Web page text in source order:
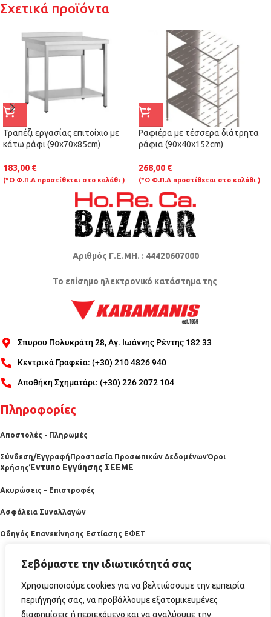
Σεβόμαστε την ιδιωτικότητά σας
Χρησιμοποιούμε cookies για να βελτιώσουμε την εμπειρία
περιήγησής σας, να προβάλλουμε εξατομικευμένες
διαφημίσεις ή περιεχόμενο και να αναλύουμε την
Σχετικά προϊόντα
Τραπέζι εργασίας επιτοίχιο με
κάτω ράφι (90x70x85cm)
183,00 €
(*Ο Φ.Π.Α προστίθεται στο καλάθι )
Ραφιέρα με τέσσερα διάτρητα
ράφια (90x40x152cm)
268,00 €
(*Ο Φ.Π.Α προστίθεται στο καλάθι )
Αριθμός Γ.Ε.ΜΗ. : 44420607000
Το επίσημο ηλεκτρονικό κατάστημα της
Σπυρου Πολυκράτη 28, Αγ. Ιωάννης Ρέντης 182 33
Κεντρικά Γραφεία: (+30) 210 4826 940
Αποθήκη Σχηματάρι: (+30) 226 2072 104
Πληροφορίες
Αποστολές - Πληρωμές
Σύνδεση/Εγγραφή Προστασία Προσωπικών ΔεδομένωνΌροι
ΧρήσηςΈντυπο Εγγύησης ΣΕΕΜΕ
Ακυρώσεις – Επιστροφές
Ασφάλεια Συναλλαγών
Οδηγός Επανεκίνησης Εστίασης ΕΦΕΤ